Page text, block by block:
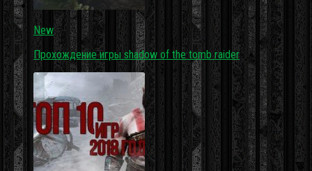
New
Прохождение игры shadow of the tomb raider